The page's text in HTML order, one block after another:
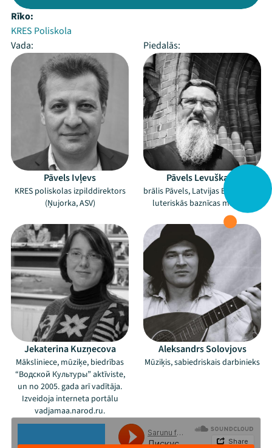
Rīko:
KRES Poliskola
Vada:
Piedalās:
Pāvels Ivļevs
KRES poliskolas izpilddirektors
(Ņujorka, ASV)
Pāvels Levuškans
brālis Pāvels, Latvijas Evaņģēliski
luteriskās baznīcas mācītājs
Jekaterina Kuzņecova
Māksliniece, mūziķe, biedrības
“Водской Культуры” aktīviste,
un no 2005. gada arī vadītāja.
Izveidoja interneta portālu
vadjamaa.narod.ru.
Aleksandrs Solovjovs
Mūziķis, sabiedriskais darbinieks